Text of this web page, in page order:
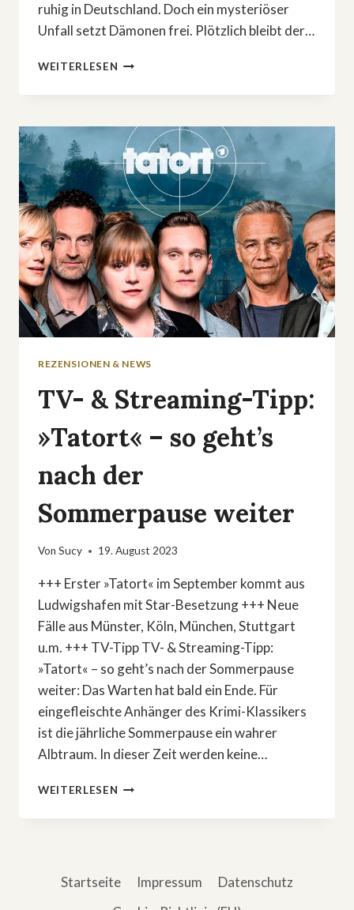
ruhig in Deutschland. Doch ein mysteriöser
Unfall setzt Dämonen frei. Plötzlich bleibt der…
WEITERLESEN COMEDYSERIE:
–
GEISTERJÄGER«
REZENSIONEN & NEWS
TV- & Streaming-Tipp:
»Tatort« – so geht’s
nach der
Sommerpause weiter
Von Sucy 19. August 2023
+++ Erster »Tatort« im September kommt aus
Ludwigshafen mit Star-Besetzung +++ Neue
Fälle aus Münster, Köln, München, Stuttgart
u.m. +++ TV-Tipp TV- & Streaming-Tipp:
»Tatort« – so geht’s nach der Sommerpause
weiter: Das Warten hat bald ein Ende. Für
eingefleischte Anhänger des Krimi-Klassikers
ist die jährliche Sommerpause ein wahrer
Albtraum. In dieser Zeit werden keine…
WEITERLESEN TV-
STREAMING-
SO
Startseite Impressum
Datenschutz